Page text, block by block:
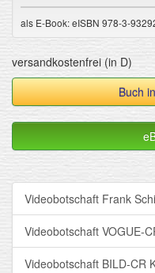
als E-Book: eISBN 978-3-
versandkostenfrei (in D)
Buch
Videobotschaft Frank
Videobotschaft VOGUE-
Videobotschaft BILD-CR